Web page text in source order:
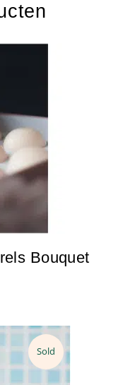
Bouquet
Sold